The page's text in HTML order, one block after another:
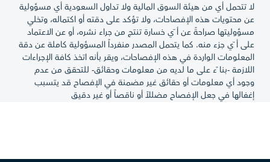
لا تتحمل أي من هيئة السوق المالية ولا تداول السعودية أي مسؤولية
عن محتويات هذه الإفصاحات، ولا تؤكد على دقته أو اكتماله، وتخلي
مسؤوليتها صراحةً عن أ ّي خسارة تنتج من جراء نشره، أو عن الاعتماد
على أ ّي جزء منه. كما يتحمل المصدر منفرداً المسؤولية كاملة عن دقة
المعلومات الواردة في هذه الإفصاحات، ويقر بأنه اتخذ كافة الإجراءات
اللازمة -بنا ًء على ما لديه من معلومات وحقائق- للتحقق من عدم
وجود أي معلومات أو حقائق غير مضمنة في الإفصاح قد يتسبب
إغفالها في جعل الإفصاح مضللاً أو ناقصاً أو غير دقيق